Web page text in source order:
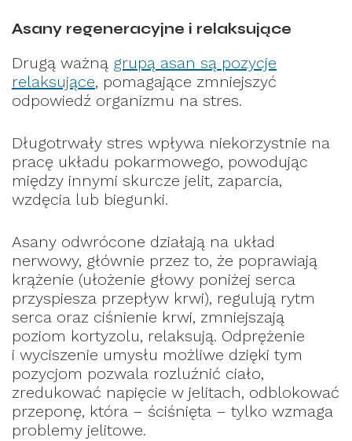
Asany regeneracyjne i relaksujące
Drugą ważną grupą asan są pozycje
relaksujące, pomagające zmniejszyć
odpowiedź organizmu na stres.
Długotrwały stres wpływa niekorzystnie na
pracę układu pokarmowego, powodując
między innymi skurcze jelit, zaparcia,
wzdęcia lub biegunki.
Asany odwrócone działają na układ
nerwowy, głównie przez to, że poprawiają
krążenie (ułożenie głowy poniżej serca
przyspiesza przepływ krwi), regulują rytm
serca oraz ciśnienie krwi, zmniejszają
poziom kortyzolu, relaksują. Odprężenie
i wyciszenie umysłu możliwe dzięki tym
pozycjom pozwala rozluźnić ciało,
zredukować napięcie w jelitach, odblokować
przeponę, która – ściśnięta – tylko wzmaga
problemy jelitowe.